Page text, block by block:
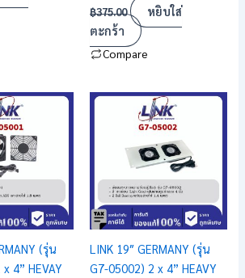
฿375.00
หยิบใส่
ตะกร้า
Compare
(รุ่น
4” HEVAY
LINK 19″ GERMANY (รุ่น
G7-05002) 2 x 4” HEAVY